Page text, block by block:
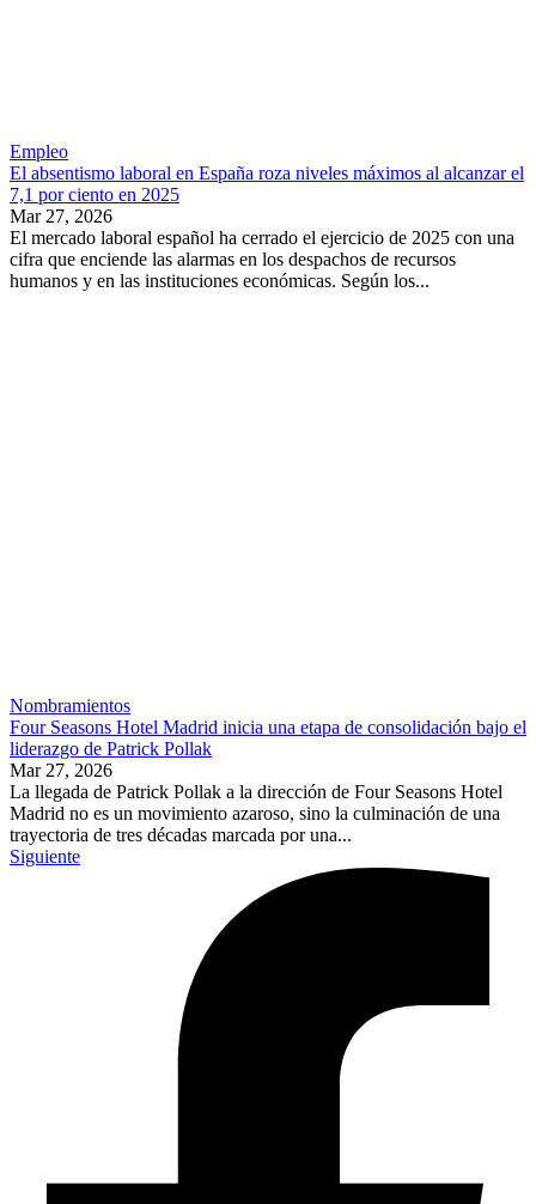
Empleo
El absentismo laboral en España roza niveles máximos al alcanzar el
7,1 por ciento en 2025
Mar 27, 2026
El mercado laboral español ha cerrado el ejercicio de 2025 con una
cifra que enciende las alarmas en los despachos de recursos
humanos y en las instituciones económicas. Según los...
Nombramientos
Four Seasons Hotel Madrid inicia una etapa de consolidación bajo el
liderazgo de Patrick Pollak
Mar 27, 2026
La llegada de Patrick Pollak a la dirección de Four Seasons Hotel
Madrid no es un movimiento azaroso, sino la culminación de una
trayectoria de tres décadas marcada por una...
Siguiente